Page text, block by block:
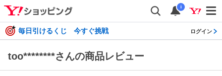
i
毎日引けるくじ 今すぐ挑戦 ログイン
too********さんの商品レビュー